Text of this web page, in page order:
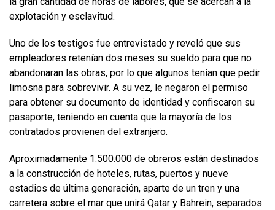
explotación y esclavitud.
Uno de los testigos fue entrevistado y reveló que sus
empleadores retenían dos meses su sueldo para que no
abandonaran las obras, por lo que algunos tenían que pedir
limosna para sobrevivir. A su vez, le negaron el permiso
para obtener su documento de identidad y confiscaron su
pasaporte, teniendo en cuenta que la mayoría de los
contratados provienen del extranjero.
Aproximadamente 1.500.000 de obreros están destinados
a la construcción de hoteles, rutas, puertos y nueve
estadios de última generación, aparte de un tren y una
carretera sobre el mar que unirá Qatar y Bahrein, separados